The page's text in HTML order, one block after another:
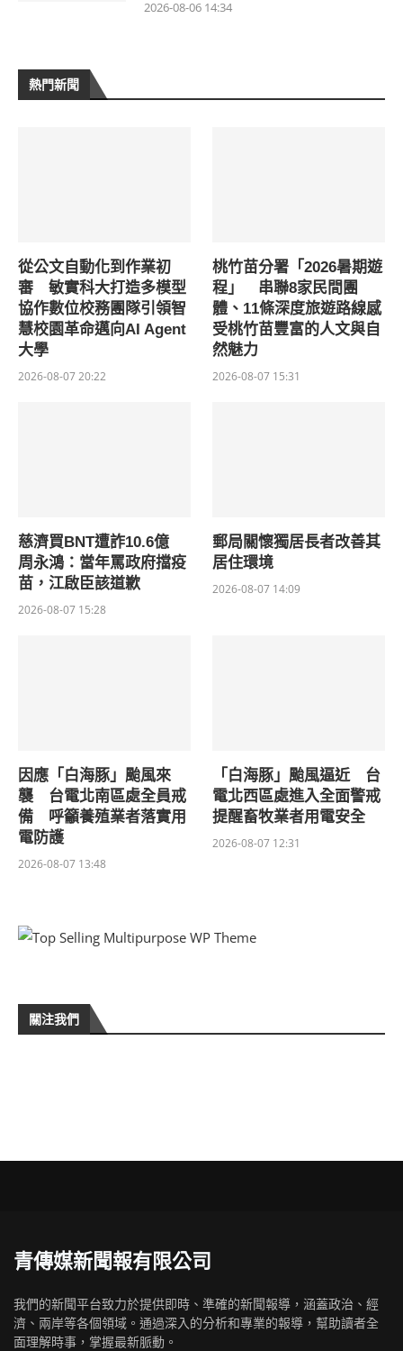
2026-08-06 14:34
熱門新聞
從公文自動化到作業初
審 敏實科大打造多模型
協作數位校務團隊引領智
慧校園革命邁向AI Agent
大學
2026-08-07 20:22
桃竹苗分署「2026暑期遊
程」 串聯8家民間團
體、11條深度旅遊路線感
受桃竹苗豐富的人文與自
然魅力
2026-08-07 15:31
慈濟買BNT遭詐10.6億
周永鴻：當年罵政府擋疫
苗，江啟臣該道歉
2026-08-07 15:28
郵局關懷獨居長者改善其
居住環境
2026-08-07 14:09
因應「白海豚」颱風來
襲 台電北南區處全員戒
備 呼籲養殖業者落實用
電防護
2026-08-07 13:48
「白海豚」颱風逼近 台
電北西區處進入全面警戒
提醒畜牧業者用電安全
2026-08-07 12:31
關注我們
青傳媒新聞報有限公司
我們的新聞平台致力於提供即時、準確的新聞報導，涵蓋政治、經
濟、兩岸等各個領域。通過深入的分析和專業的報導，幫助讀者全
面理解時事，掌握最新脈動。